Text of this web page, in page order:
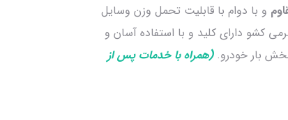
و با دوام با قابلیت تحمل وزن وسایل
کشو دارای کلید و با استفاده آسان و
بار خودرو.(همراه با خدمات پس از